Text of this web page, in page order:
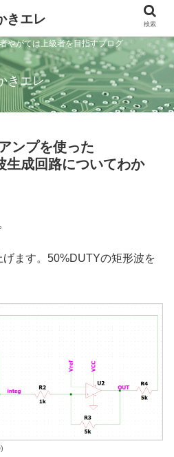
やがては上級者を目指すブログ
きエレ
ンプを使った
生成回路についてわか
ます。50%DUTYの矩形波を
きエレ 検索